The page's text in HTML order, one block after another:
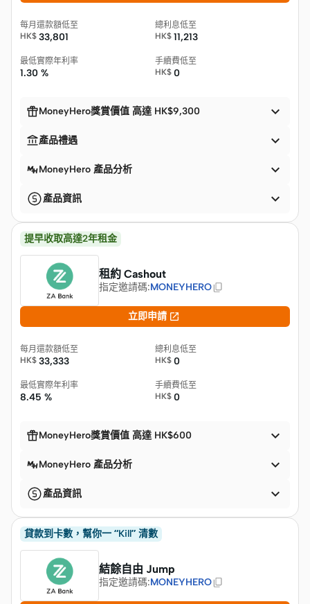
每月還款額低至
HK$ 33,801
總利息低至
HK$ 11,213
最低實際年利率
1.30 %
手續費低至
HK$ 0
MoneyHero獎賞價值 高達 HK$9,300 
產品禮遇 
MoneyHero 產品分析 
產品資訊 
提早收取高達2年租金
租約 Cashout
指定邀請碼:MONEYHERO
立即申請 
每月還款額低至
HK$ 33,333
總利息低至
HK$ 0
最低實際年利率
8.45 %
手續費低至
HK$ 0
MoneyHero獎賞價值 高達 HK$600 
MoneyHero 產品分析 
產品資訊 
貸款到卡數，幫你一 “Kill” 清數
結餘自由 Jump
指定邀請碼:MONEYHERO